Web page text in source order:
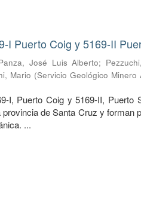
I Puerto Coig y 5169-II
José Luis Alberto;
Mario (Servicio Geológico
I, Puerto Coig y 5169-II, Puerto
de Santa Cruz y forman
...